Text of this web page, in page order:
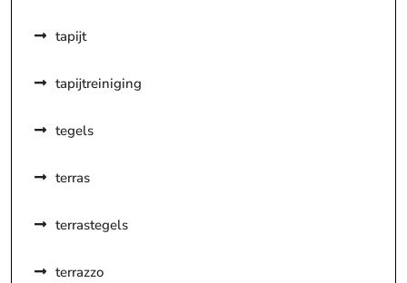
tapijt
tapijtreiniging
tegels
terras
terrastegels
terrazzo